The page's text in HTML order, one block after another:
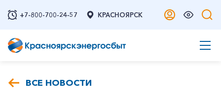
+7-800-700-24-57 КРАСНОЯРСК
ВСЕ НОВОСТИ